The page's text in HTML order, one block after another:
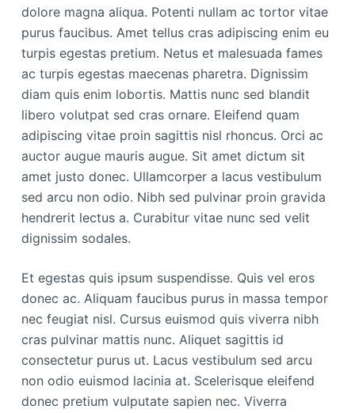
dolore magna aliqua. Potenti nullam ac tortor vitae
purus faucibus. Amet tellus cras adipiscing enim eu
turpis egestas pretium. Netus et malesuada fames
ac turpis egestas maecenas pharetra. Dignissim
diam quis enim lobortis. Mattis nunc sed blandit
libero volutpat sed cras ornare. Eleifend quam
adipiscing vitae proin sagittis nisl rhoncus. Orci ac
auctor augue mauris augue. Sit amet dictum sit
amet justo donec. Ullamcorper a lacus vestibulum
sed arcu non odio. Nibh sed pulvinar proin gravida
hendrerit lectus a. Curabitur vitae nunc sed velit
dignissim sodales.
Et egestas quis ipsum suspendisse. Quis vel eros
donec ac. Aliquam faucibus purus in massa tempor
nec feugiat nisl. Cursus euismod quis viverra nibh
cras pulvinar mattis nunc. Aliquet sagittis id
consectetur purus ut. Lacus vestibulum sed arcu
non odio euismod lacinia at. Scelerisque eleifend
donec pretium vulputate sapien nec. Viverra